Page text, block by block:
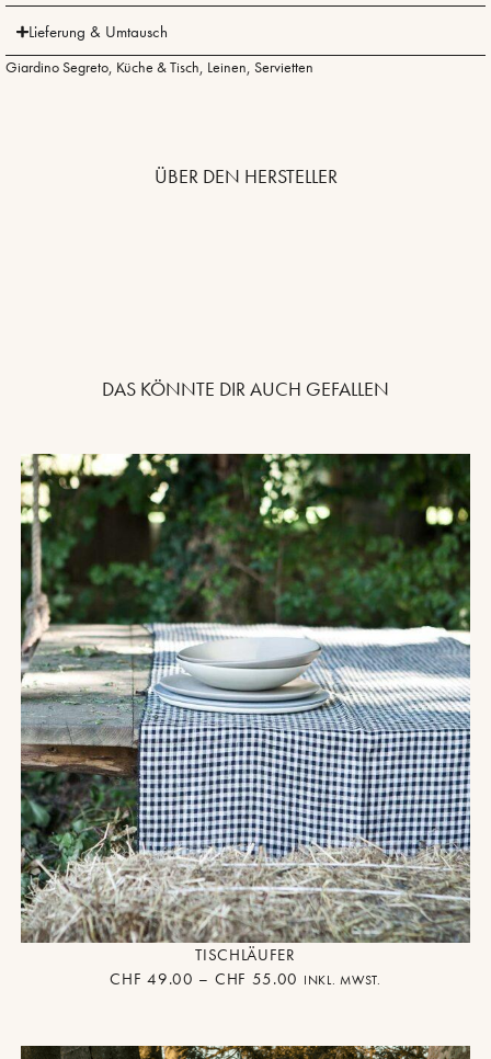
Lieferung & Umtausch
Giardino Segreto, Küche & Tisch, Leinen, Servietten
ÜBER DEN HERSTELLER
DAS KÖNNTE DIR AUCH GEFALLEN
TISCHLÄUFER
CHF 49.00 – CHF 55.00 INKL. MWST.